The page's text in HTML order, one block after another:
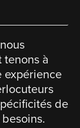
tenons à
expérience
de